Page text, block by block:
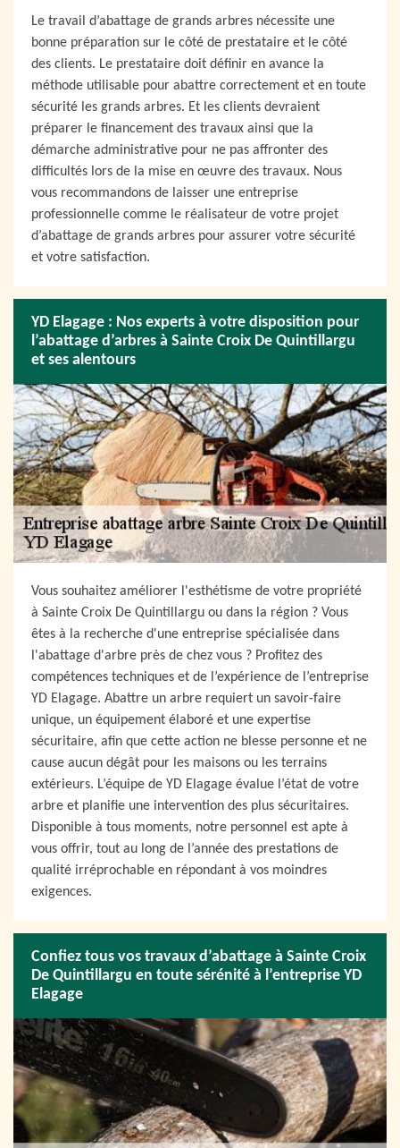
Le travail d’abattage de grands arbres nécessite une
bonne préparation sur le côté de prestataire et le côté
des clients. Le prestataire doit définir en avance la
méthode utilisable pour abattre correctement et en toute
sécurité les grands arbres. Et les clients devraient
préparer le financement des travaux ainsi que la
démarche administrative pour ne pas affronter des
difficultés lors de la mise en œuvre des travaux. Nous
vous recommandons de laisser une entreprise
professionnelle comme le réalisateur de votre projet
d’abattage de grands arbres pour assurer votre sécurité
et votre satisfaction.
YD Elagage : Nos experts à votre disposition pour
l’abattage d’arbres à Sainte Croix De Quintillargu
et ses alentours
Vous souhaitez améliorer l'esthétisme de votre propriété
à Sainte Croix De Quintillargu ou dans la région ? Vous
êtes à la recherche d'une entreprise spécialisée dans
l'abattage d'arbre près de chez vous ? Profitez des
compétences techniques et de l’expérience de l’entreprise
YD Elagage. Abattre un arbre requiert un savoir-faire
unique, un équipement élaboré et une expertise
sécuritaire, afin que cette action ne blesse personne et ne
cause aucun dégât pour les maisons ou les terrains
extérieurs. L’équipe de YD Elagage évalue l’état de votre
arbre et planifie une intervention des plus sécuritaires.
Disponible à tous moments, notre personnel est apte à
vous offrir, tout au long de l’année des prestations de
qualité irréprochable en répondant à vos moindres
exigences.
Confiez tous vos travaux d’abattage à Sainte Croix
De Quintillargu en toute sérénité à l’entreprise YD
Elagage